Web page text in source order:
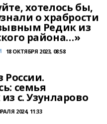
хотелось бы,
о храбрости
Редик из
района…»
18 ОКТЯБРЯ 2023, 08:58
России.
семья
с. Узунларово
2024, 11:33